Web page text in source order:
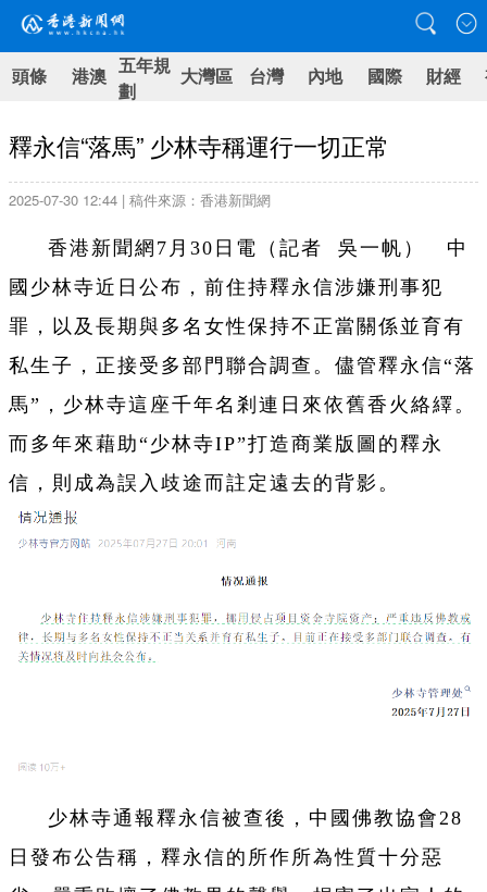
頭條 港澳 五年規
劃
大灣區 台灣 內地 國際 財經
釋永信“落馬” 少林寺稱運行一切正常
2025-07-30 12:44 | 稿件來源：香港新聞網
香港新聞網7月30日電（記者 吳一帆） 中
國少林寺近日公布，前住持釋永信涉嫌刑事犯
罪，以及長期與多名女性保持不正當關係並育有
私生子，正接受多部門聯合調查。儘管釋永信“落
馬”，少林寺這座千年名剎連日來依舊香火絡繹。
而多年來藉助“少林寺IP”打造商業版圖的釋永
信，則成為誤入歧途而註定遠去的背影。
少林寺通報釋永信被查後，中國佛教協會28
日發布公告稱，釋永信的所作所為性質十分惡